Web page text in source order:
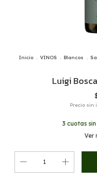
Inicio . VINOS . Blancos .
Luigi
Precio sin
3 cuotas
Ver